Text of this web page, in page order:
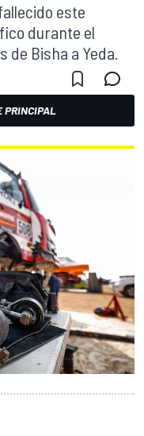
este
durante el
Bisha a Yeda.
PRINCIPAL